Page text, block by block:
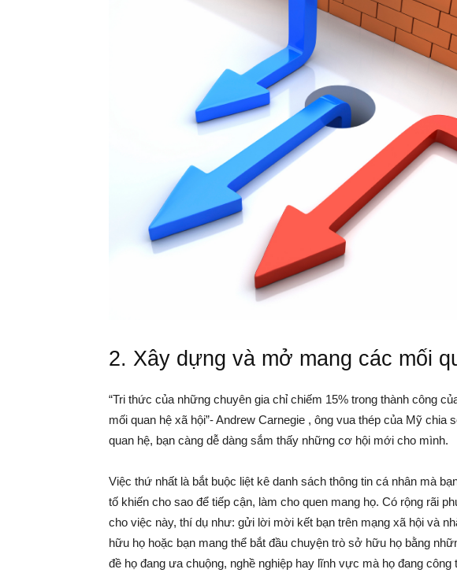
Năng
2. Xây dựng và mở mang các mối
“Tri thức của những chuyên gia chỉ chiếm 15% trong thành công
mối quan hệ xã hội”- Andrew Carnegie , ông vua thép của Mỹ chia
quan hệ, bạn càng dễ dàng sắm thấy những cơ hội mới cho mình.
Việc thứ nhất là bắt buộc liệt kê danh sách thông tin cá nhân mà
tố khiến cho sao để tiếp cận, làm cho quen mang họ. Có rộng rãi
cho việc này, thí dụ như: gửi lời mời kết bạn trên mạng xã hội và
hữu họ hoặc bạn mang thể bắt đầu chuyện trò sở hữu họ bằng
đề họ đang ưa chuộng, nghề nghiệp hay lĩnh vực mà họ đang